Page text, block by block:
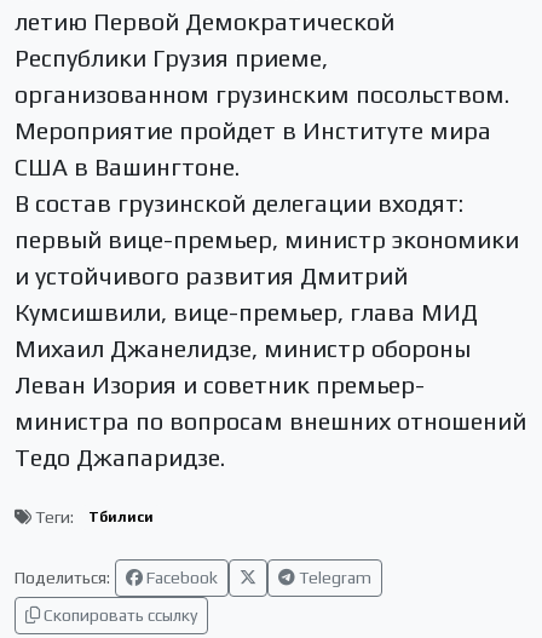
летию Первой Демократической
Республики Грузия приеме,
организованном грузинским посольством.
Мероприятие пройдет в Институте мира
США в Вашингтоне.
В состав грузинской делегации входят:
первый вице-премьер, министр экономики
и устойчивого развития Дмитрий
Кумсишвили, вице-премьер, глава МИД
Михаил Джанелидзе, министр обороны
Леван Изория и советник премьер-
министра по вопросам внешних отношений
Тедо Джапаридзе.
Теги: Тбилиси
Поделиться: Facebook
Telegram
Скопировать ссылку